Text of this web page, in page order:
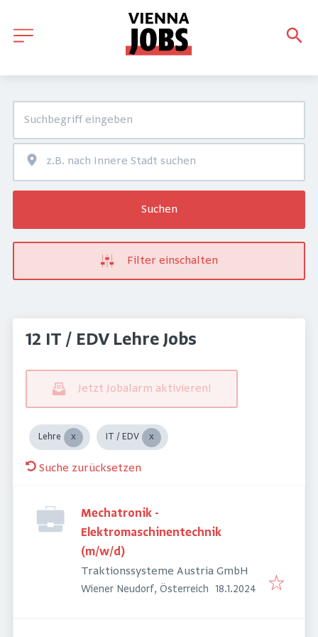
Suchen
Filter einschalten
12 IT / EDV Lehre Jobs
Jetzt Jobalarm aktivieren!
Lehre IT / EDV
Suche zurücksetzen
Mechatronik -
Elektromaschinentechnik
(m/w/d)
Traktionssysteme Austria GmbH
Wiener Neudorf, Österreich Veröffentlicht:
18.1.2024